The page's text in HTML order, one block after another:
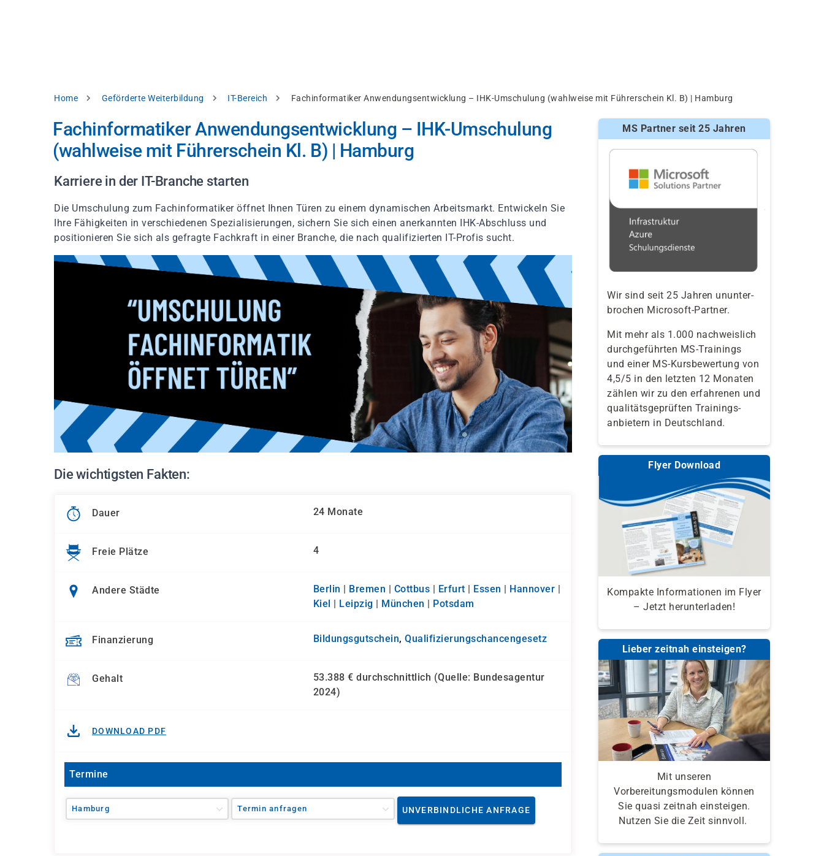
Pfadnavigation
Home Geförderte Weiterbildung IT-Bereich Fachinformatiker Anwendungsentwicklung – IHK-Umschulung (wahlweise mit Führerschein Kl. B) | Hamburg
Fachinformatiker Anwendungsentwicklung – IHK-Umschulung
(wahlweise mit Führerschein Kl. B) | Hamburg
Karriere in der IT-Branche starten
Die Umschulung zum Fachinformatiker öffnet Ihnen Türen zu einem dynamischen Arbeitsmarkt. Entwickeln Sie
Ihre Fähigkeiten in verschiedenen Spezialisierungen, sichern Sie sich einen anerkannten IHK-Abschluss und
positionieren Sie sich als gefragte Fachkraft in einer Branche, die nach qualifizierten IT-Profis sucht.
Die wichtigsten Fakten:
Dauer 24 Monate
Freie Plätze 4
Andere Städte Berlin | Bremen | Cottbus | Erfurt | Essen | Hannover |
Kiel | Leipzig | München | Potsdam
Finanzierung Bildungsgutschein, Qualifizierungs­chancen­gesetz
Gehalt
53.388 € durchschnittlich (Quelle: Bundesagentur
2024)
DOWNLOAD PDF
Termine
Hamburg Termin anfragen UNVERBINDLICHE ANFRAGE
MS Partner seit 25 Jahren
Wir sind seit 25 Jahren ununter-
brochen Microsoft-Partner.
Mit mehr als 1.000 nachweislich
durchgeführten MS-Trainings
und einer MS-Kursbewertung von
4,5/5 in den letzten 12 Monaten
zählen wir zu den erfahrenen und
qualitäts­geprüften Trainings­
anbietern in Deutschland.
Flyer Download
Kompakte Informationen im Flyer
– Jetzt herunterladen!
Lieber zeitnah einsteigen?
Mit unseren
Vorbereitungsmodulen können
Sie quasi zeitnah einsteigen.
Nutzen Sie die Zeit sinnvoll.
Einstellungen
Datenschutzhinweis